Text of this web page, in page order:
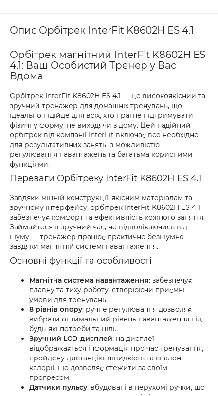
Опис Орбітрек InterFit K8602H ES 4.1
Орбітрек магнітний InterFit K8602H ES
4.1: Ваш Особистий Тренер у Вас
Вдома
Орбітрек InterFit K8602H ES 4.1 — це високоякісний та
зручний тренажер для домашніх тренувань, що
ідеально підійде для всіх, хто прагне підтримувати
фізичну форму, не виходячи з дому. Цей надійний
орбітрек від компанії InterFit включає все необхідне
для результативних занять із можливістю
регулювання навантажень та багатьма корисними
функціями.
Переваги Орбітреку InterFit K8602H ES 4.1
Завдяки міцній конструкції, якісним матеріалам та
зручному інтерфейсу, орбітрек InterFit K8602H ES 4.1
забезпечує комфорт та ефективність кожного заняття.
Займайтеся в зручний час, не відволікаючись від
шуму — тренажер працює практично безшумно
завдяки магнітній системі навантаження.
Основні функції та особливості
Магнітна система навантаження: забезпечує
плавну та тиху роботу, створюючи приємні
умови для тренувань.
8 рівнів опору: ручне регулювання дозволяє
вибрати оптимальний рівень навантаження під
будь-які потреби та цілі.
Зручний LCD-дисплей: на дисплеї
відображається інформація про час тренування,
пройдену дистанцію, швидкість та спалені
калорії, що дозволяє стежити за своїм
прогресом.
Датчики пульсу: вбудовані в нерухомі ручки, що